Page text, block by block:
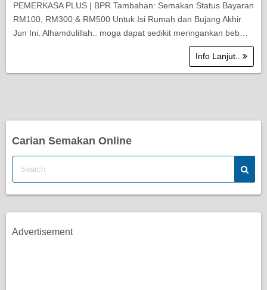
PEMERKASA PLUS | BPR Tambahan: Semakan Status Bayaran
RM100, RM300 & RM500 Untuk Isi Rumah dan Bujang Akhir
Jun Ini. Alhamdulillah.. moga dapat sedikit meringankan beb…
Info Lanjut..
Carian Semakan Online
Advertisement